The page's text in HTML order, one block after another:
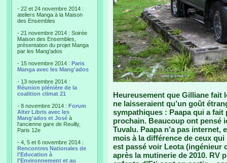
- 22 et 24 novembre 2014 :
ateliers Manga à la Maison
des Ensembles
- 21 novembre 2014 : Soirée
Maison des Ensembles,
présentation du projet Manga
par les Mang'ados
- 15 novembre 2014 : Paris
Manga avec les Mang'ados
- 13 novembre 2014 :
Réunion plénière de la
coalition climat 21
- 8 novembre 2014 : Forum
Alter Libris avec les
Mang'ados et José à
l'ancienne gare de Reuilly,
Paris 12e
- 4, 5 et 6 novembre 2014 :
Rencontres Nationales de
l'Education à
l'Environnement et au
Heureusement que Gilliane fait
ne laisseraient qu’un goût
sympathiques : Paapa qui a fait
prochain. Beaucoup ont pensé
Tuvalu. Paapa n’a pas internet,
mois à la différence de ceux
est passé voir Leota (ingénieur
après la mutinerie de 2010. RV